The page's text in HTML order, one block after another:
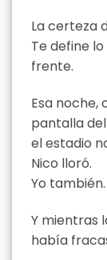
La certeza
Te define
frente.
Esa noche,
pantalla
el estadio
Nico lloró.
Yo también.
Y mientras
había